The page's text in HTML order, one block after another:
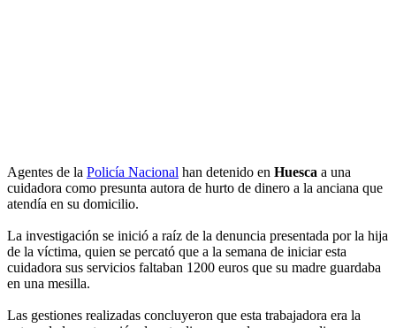
Agentes de la Policía Nacional han detenido en Huesca a una
cuidadora como presunta autora de hurto de dinero a la anciana que
atendía en su domicilio.
La investigación se inició a raíz de la denuncia presentada por la hija
de la víctima, quien se percató que a la semana de iniciar esta
cuidadora sus servicios faltaban 1200 euros que su madre guardaba
en una mesilla.
Las gestiones realizadas concluyeron que esta trabajadora era la